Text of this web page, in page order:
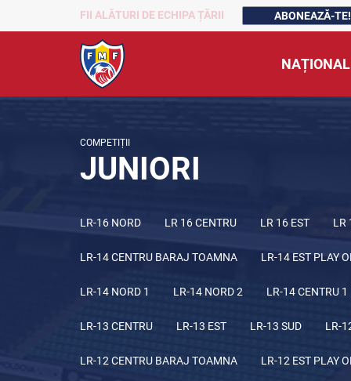
FII ALĂTURI DE ECHIPA ȚĂRII ABONEAZĂ-TE!
COMPETIȚII
JUNIORI
LR-16 NORD LR 16 CENTRU LR 16 EST LR
LR-14 CENTRU BARAJ TOAMNA LR-14 EST PLAY
LR-14 NORD 1 LR-14 NORD 2 LR-14 CENTRU 1
LR-13 CENTRU LR-13 EST LR-13 SUD LR-
LR-12 CENTRU BARAJ TOAMNA LR-12 EST PLAY